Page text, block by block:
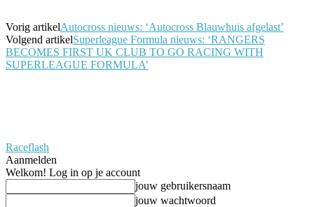
Vorig artikelAutocross nieuws: ‘Autocross Blauwhuis afgelast’
Volgend artikelSuperleague Formula nieuws: ‘RANGERS
BECOMES FIRST UK CLUB TO GO RACING WITH
SUPERLEAGUE FORMULA’
Raceflash
Aanmelden
Welkom! Log in op je account
jouw gebruikersnaam
jouw wachtwoord